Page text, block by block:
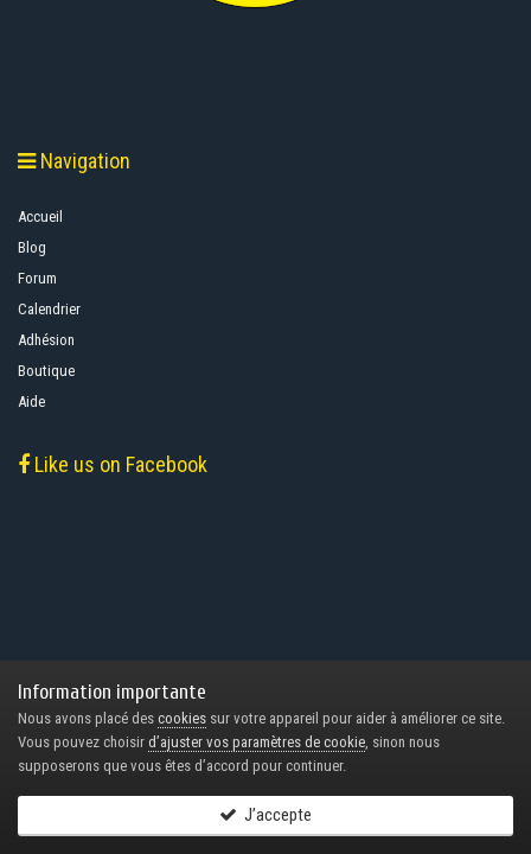
Navigation
Accueil
Blog
Forum
Calendrier
Adhésion
Boutique
Aide
Like us on Facebook
Information importante
Nous avons placé des cookies sur votre appareil pour aider à améliorer ce site.
Vous pouvez choisir d’ajuster vos paramètres de cookie, sinon nous
supposerons que vous êtes d’accord pour continuer.
J’accepte